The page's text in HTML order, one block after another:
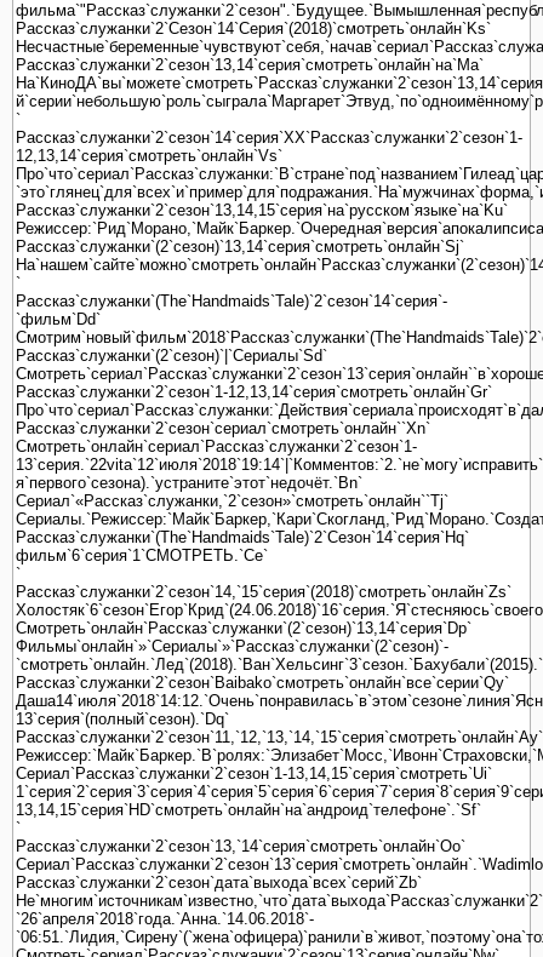
Рассказ`служанки`2`Сезон`14`Серия`(2018)`смотреть`онлайн`Ks`
Рассказ`служанки`2`сезон`13,14`серия`смотреть`онлайн`на`Ma`
`
Рассказ`служанки`2`сезон`14`серия`XX`Рассказ`служанки`2`сезон`1-
12,13,14`серия`смотреть`онлайн`Vs`
Рассказ`служанки`2`сезон`13,14,15`серия`на`русском`языке`на`Ku`
Рассказ`служанки`(2`сезон)`13,14`серия`смотреть`онлайн`Sj`
`
Рассказ`служанки`(The`Handmaids`Tale)`2`сезон`14`серия`-
`фильм`Dd`
Рассказ`служанки`(2`сезон)`|`Сериалы`Sd`
Рассказ`служанки`2`сезон`1-12,13,14`серия`смотреть`онлайн`Gr`
Рассказ`служанки`2`сезон`сериал`смотреть`онлайн``Xn`
Смотреть`онлайн`сериал`Рассказ`служанки`2`сезон`1-
я`первого`сезона).`устраните`этот`недочёт.`Bn`
Сериал`«Рассказ`служанки,`2`сезон»`смотреть`онлайн``Tj`
Рассказ`служанки`(The`Handmaids`Tale)`2`Сезон`14`серия`Hq`
фильм`6`серия`1`СМОТРЕТЬ.`Ce`
`
Рассказ`служанки`2`сезон`14,`15`серия`(2018)`смотреть`онлайн`Zs`
Смотреть`онлайн`Рассказ`служанки`(2`сезон)`13,14`серия`Dp`
Фильмы`онлайн`»`Сериалы`»`Рассказ`служанки`(2`сезон)`-
Рассказ`служанки`2`сезон`Baibako`смотреть`онлайн`все`серии`Qy`
13`серия`(полный`сезон).`Dq`
Рассказ`служанки`2`сезон`11,`12,`13,`14,`15`серия`смотреть`онлайн`Ay`
Сериал`Рассказ`служанки`2`сезон`1-13,14,15`серия`смотреть`Ui`
13,14,15`серия`HD`смотреть`онлайн`на`андроид`телефоне`.`Sf`
`
Рассказ`служанки`2`сезон`13,`14`серия`смотреть`онлайн`Oo`
Рассказ`служанки`2`сезон`дата`выхода`всех`серий`Zb`
`26`апреля`2018`года.`Анна.`14.06.2018`-